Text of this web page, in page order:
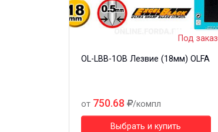
Под заказ
OL-LBB-1OB Лезвие (18мм) OLFA
от 750.68 /компл
Выбрать и купить